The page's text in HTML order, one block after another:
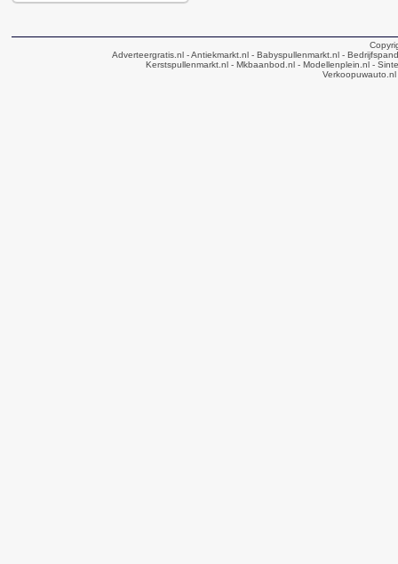
Adverteergratis.nl - Antiekmarkt.nl - Babyspullenmarkt.nl -
Kerstspullenmarkt.nl- Mkbaanbod.nl- Modellenplein.nl-
Verkoopuwauto.nl